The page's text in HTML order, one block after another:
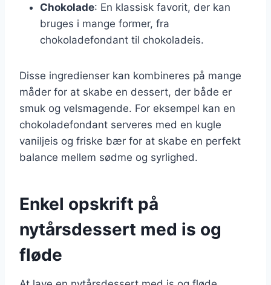
Chokolade: En klassisk favorit, der kan
bruges i mange former, fra
chokoladefondant til chokoladeis.
Disse ingredienser kan kombineres på mange
måder for at skabe en dessert, der både er
smuk og velsmagende. For eksempel kan en
chokoladefondant serveres med en kugle
vaniljeis og friske bær for at skabe en perfekt
balance mellem sødme og syrlighed.
Enkel opskrift på
nytårsdessert med is og
fløde